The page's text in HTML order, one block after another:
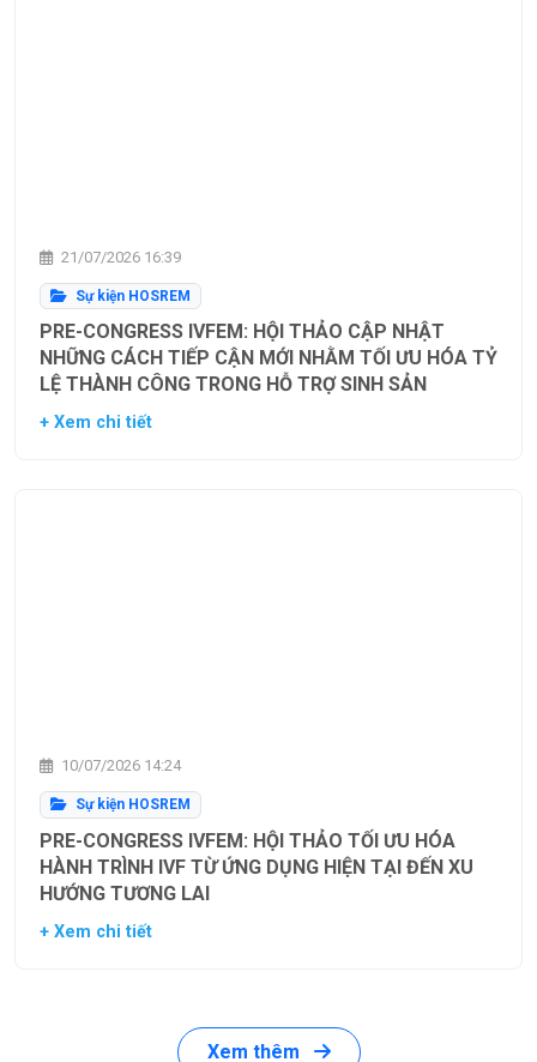
21/07/2026 16:39
Sự kiện HOSREM
PRE-CONGRESS IVFEM: HỘI THẢO CẬP NHẬT
NHỮNG CÁCH TIẾP CẬN MỚI NHẰM TỐI ƯU HÓA TỶ
LỆ THÀNH CÔNG TRONG HỖ TRỢ SINH SẢN
+ Xem chi tiết
10/07/2026 14:24
Sự kiện HOSREM
PRE-CONGRESS IVFEM: HỘI THẢO TỐI ƯU HÓA
HÀNH TRÌNH IVF TỪ ỨNG DỤNG HIỆN TẠI ĐẾN XU
HƯỚNG TƯƠNG LAI
+ Xem chi tiết
Xem thêm